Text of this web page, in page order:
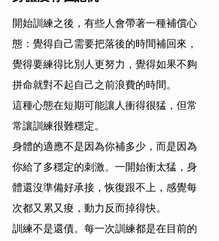
開始訓練之後，有些人會帶著一種補償心
態：覺得自己需要把落後的時間補回來，
覺得要練得比別人更努力，覺得如果不夠
拼命就對不起自己之前浪費的時間。
這種心態在短期可能讓人衝得很猛，但常
常讓訓練很難穩定。
身體的適應不是因為你補多少，而是因為
你給了多穩定的刺激。一開始衝太猛，身
體還沒準備好承接，恢復跟不上，感覺每
次都又累又痠，動力反而掉得快。
訓練不是還債。每一次訓練都是在目前的